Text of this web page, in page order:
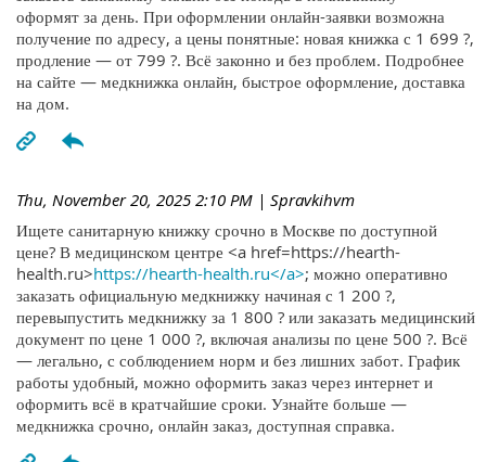
оформят за день. При оформлении онлайн-заявки возможна
получение по адресу, а цены понятные: новая книжка с 1 699 ?,
продление — от 799 ?. Всё законно и без проблем. Подробнее
на сайте — медкнижка онлайн, быстрое оформление, доставка
на дом.
Thu, November 20, 2025 2:10 PM | Spravkihvm
Ищете санитарную книжку срочно в Москве по доступной
цене? В медицинском центре <a href=https://hearth-
health.ru>https://hearth-health.ru</a>; можно оперативно
заказать официальную медкнижку начиная с 1 200 ?,
перевыпустить медкнижку за 1 800 ? или заказать медицинский
документ по цене 1 000 ?, включая анализы по цене 500 ?. Всё
— легально, с соблюдением норм и без лишних забот. График
работы удобный, можно оформить заказ через интернет и
оформить всё в кратчайшие сроки. Узнайте больше —
медкнижка срочно, онлайн заказ, доступная справка.